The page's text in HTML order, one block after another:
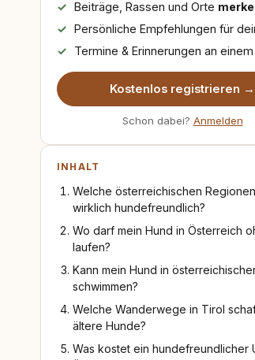
Beiträge, Rassen und Orte
Persönliche Empfehlungen für
Termine & Erinnerungen an
Kostenlos registrieren →
Schon dabei? Anmelden
INHALT
Welche österreichischen
wirklich hundefreundlich?
Wo darf mein Hund in Österreich
laufen?
Kann mein Hund in
schwimmen?
Welche Wanderwege in Tirol
ältere Hunde?
Was kostet ein hundefreundlicher